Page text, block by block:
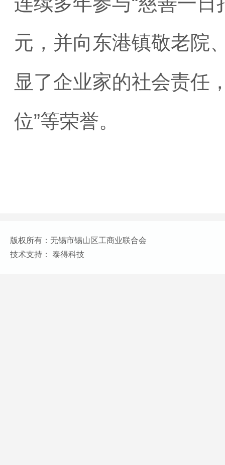
元，并向东港镇敬老院
显了企业家的社会责任
位”等荣誉。
版权所有：无锡市锡山区工商业联合会
技术支持： 泰得科技